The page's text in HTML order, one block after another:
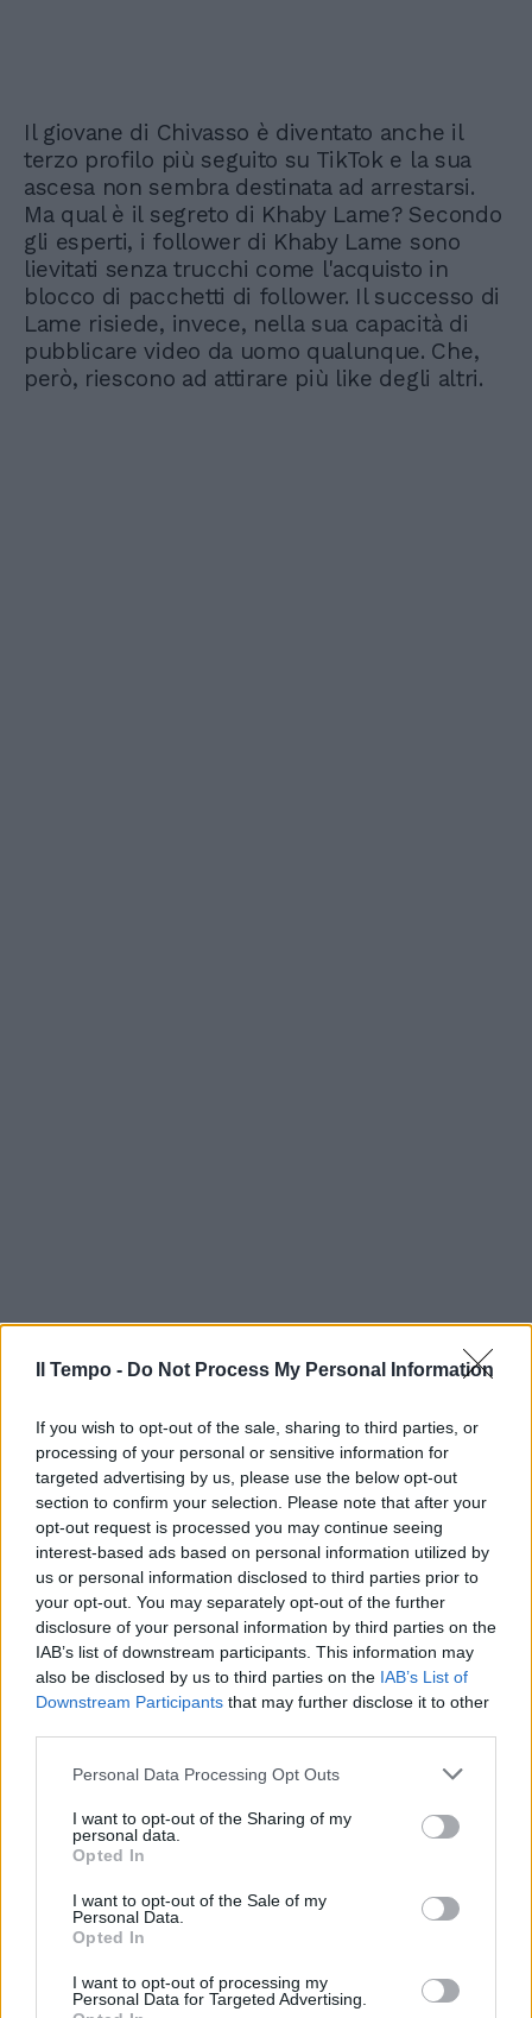
Il Tempo - Do Not Process My Personal Information
If you wish to opt-out of the sale, sharing to third parties, or
processing of your personal or sensitive information for
targeted advertising by us, please use the below opt-out
section to confirm your selection. Please note that after your
opt-out request is processed you may continue seeing
interest-based ads based on personal information utilized by
us or personal information disclosed to third parties prior to
your opt-out. You may separately opt-out of the further
disclosure of your personal information by third parties on the
IAB’s list of downstream participants. This information may
also be disclosed by us to third parties on the IAB’s List of
Downstream Participants that may further disclose it to other
Personal Data Processing Opt Outs
I want to opt-out of the Sharing of my
personal data.
Opted In
I want to opt-out of the Sale of my
Personal Data.
Opted In
I want to opt-out of processing my
Personal Data for Targeted Advertising.
Il giovane di Chivasso è diventato anche il
terzo profilo più seguito su TikTok e la sua
ascesa non sembra destinata ad arrestarsi.
Ma qual è il segreto di Khaby Lame? Secondo
gli esperti, i follower di Khaby Lame sono
lievitati senza trucchi come l'acquisto in
blocco di pacchetti di follower. Il successo di
Lame risiede, invece, nella sua capacità di
pubblicare video da uomo qualunque. Che,
però, riescono ad attirare più like degli altri.
In evidenza